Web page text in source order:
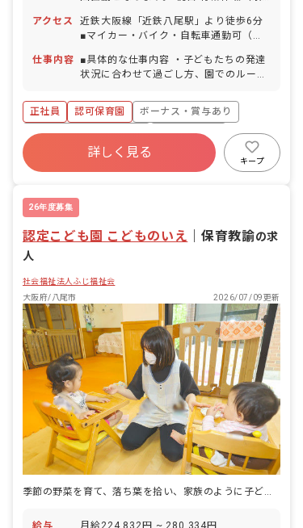
げんきに過ごせる環境ができると考えて
います。 子どもたちにとってより良い環
境と従業員満足を重点課題とし、制度充
能） 産前産後休暇制度（取得率・復帰率
100％） 育児休暇制度 特別有給休暇 介
護休暇制度 ※年間休日105日（有休は別
途付与） ◆人員にゆとりをもたせている
アクセス
近鉄大阪線「近鉄八尾駅」より徒歩6分
■マイカー・バイク・自転車通勤可（無
コンビニがあるほか、周辺にはスーパー
やショッピングモールもありますので、
仕事内容
■具体的な仕事内容 ・子どもたちの発達
状況に合わせて過ごし方、園でのルール
行事の企画運営。子どもたちが楽しめる
ように、成長した姿を保護者に見てもら
えるように、内容を考えて企画・運営を
します。 ・様々な体験を積むことがで
き、広い視野で教育・保育にたずさわれ
ます。 ■保育理念 ・子どもの人権や主体
・児童の福祉を積極的に進めるために、
に努めます。 ■保育目標 ・自分のこと
は、自分でできる子どもになろう ・友だ
ちをたくさんつくり楽しく遊ぼう ・規則
正しいリズムある生活を送ろう ・たくさ
んの経験を通して、色々なことに興味が
もてる子になろう
正社員 認可保育園
ボーナス・賞与あり
寮・住宅・家賃補助あり
社会保険完備
福利厚生充実
退職金制度
詳しく見る
キープ
26年度募集
認定こども園 こどものいえ 保育教諭の求
人
社会福祉法人ふじ福祉会
大阪府/八尾市
2026/07/09更新
季節の野菜を育て、落ち葉を拾い、家族のように子どもと向き合う認定こども園です。